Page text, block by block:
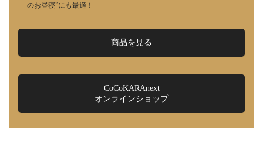
のお昼寝”にも最適！
商品を見る
CoCoKARAnext
オンラインショップ